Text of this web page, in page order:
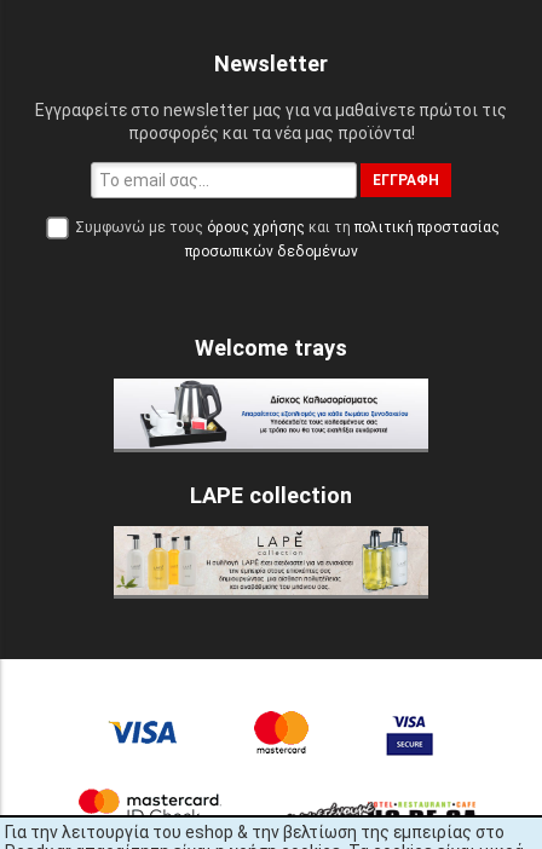
Για την λειτουργία του eshop & την βελτίωση της εμπειρίας στο
Newsletter
Εγγραφείτε στο newsletter μας για να μαθαίνετε πρώτοι τις
προσφορές και τα νέα μας προϊόντα!
ΕΓΓΡΑΦΉ
Συμφωνώ με τους όρους χρήσης και τη πολιτική προστασίας
προσωπικών δεδομένων
Welcome trays
LAPE collection